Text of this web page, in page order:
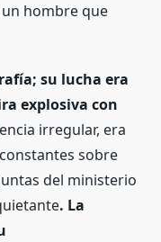
hombre que
su lucha era
explosiva con
irregular, era
sobre
del ministerio
. La